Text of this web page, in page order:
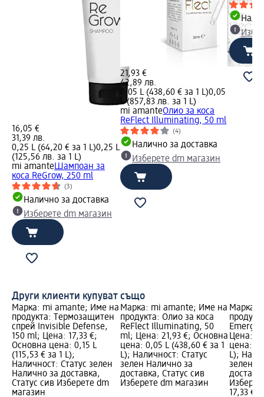
16,05 €
31,39 лв.
0,25 L (64,20 € за 1 L)0,25 L
(125,56 лв. за 1 L)
mi amanteШампоан за
коса ReGrow, 250 ml
(3)
Налично за доставка
Изберете dm магазин
21,93 €
42,89 лв.
0,05 L (438,60 € за 1 L)0,05
L (857,83 лв. за 1 L)
mi amanteОлио за коса
ReFlect Illuminating, 50 ml
(4)
Налично за доставка
Изберете dm магазин
Други клиенти купуват също
Марка: mi amante; Име на
продукта: Tермозащитен
спрей Invisible Defense,
150 ml; Цена: 17,33 €;
Основна цена: 0,15 L
(115,53 € за 1 L);
Наличност: Статус зелен
Налично за доставка,
Статус сив Изберете dm
магазин
Марка: mi amante; Име на
продукта: Олио за коса
ReFlect Illuminating, 50
ml; Цена: 21,93 €; Основна
цена: 0,05 L (438,60 € за 1
L); Наличност: Статус
зелен Налично за
доставка, Статус сив
Изберете dm магазин
Марка:
Цена:
цена:
L);
зелен
17,33 €